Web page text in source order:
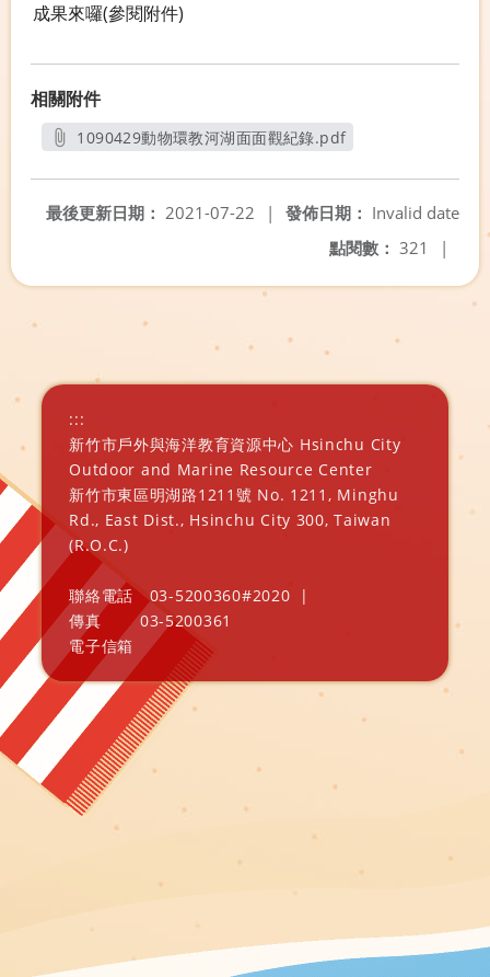
成果來囉(參閱附件)
相關附件
1090429動物環教河湖面面觀紀錄.pdf
發佈日期： Invalid date
最後更新日期： 2021-07-22
|
點閱數： 321 |
:::
新竹市戶外與海洋教育資源中心 Hsinchu City
Outdoor and Marine Resource Center
新竹市東區明湖路1211號 No. 1211, Minghu
Rd., East Dist., Hsinchu City 300, Taiwan
(R.O.C.)
聯絡電話 03-5200360#2020
|
傳真
03-5200361
電子信箱